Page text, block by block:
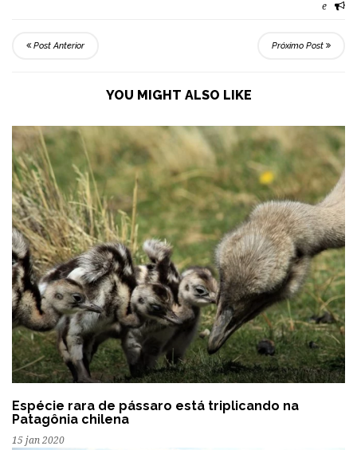
e
Post Anterior Próximo Post
YOU MIGHT ALSO LIKE
Espécie rara de pássaro está triplicando na
Patagônia chilena
15 jan 2020